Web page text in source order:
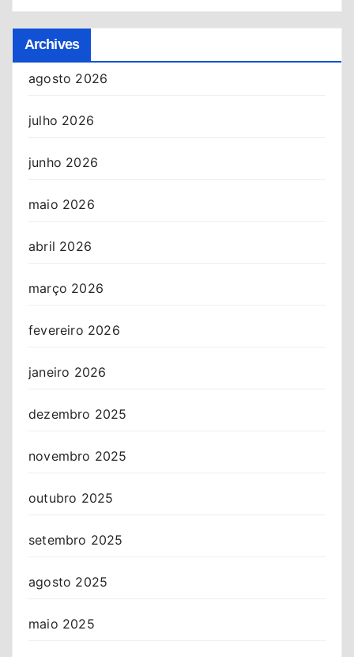
Archives
agosto 2026
julho 2026
junho 2026
maio 2026
abril 2026
março 2026
fevereiro 2026
janeiro 2026
dezembro 2025
novembro 2025
outubro 2025
setembro 2025
agosto 2025
maio 2025